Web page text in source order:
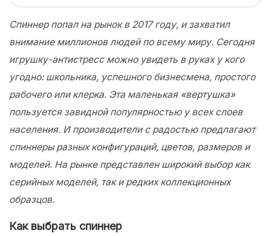
Спиннер попал на рынок в 2017 году, и захватил
внимание миллионов людей по всему миру. Сегодня
игрушку-антистресс можно увидеть в руках у кого
угодно: школьника, успешного бизнесмена, простого
рабочего или клерка. Эта маленькая «вертушка»
пользуется завидной популярностью у всех слоев
населения. И производители с радостью предлагают
спиннеры разных конфигураций, цветов, размеров и
моделей. На рынке представлен широкий выбор как
серийных моделей, так и редких коллекционных
образцов.
Как выбрать спиннер